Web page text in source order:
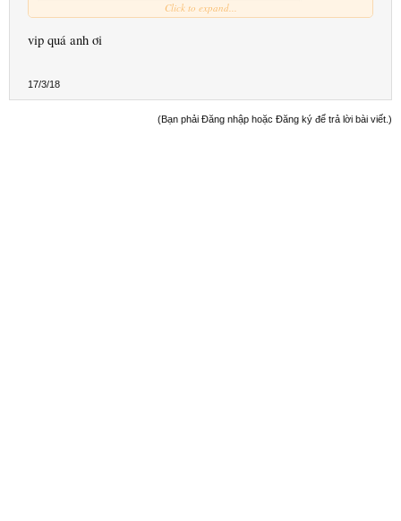
Click to expand...
vip quá anh ơi
17/3/18
(Bạn phải Đăng nhập hoặc Đăng ký để trả lời bài viết.)